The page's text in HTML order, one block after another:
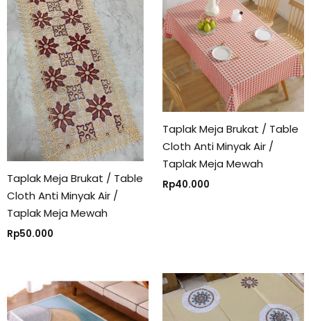
Taplak Meja Brukat / Table
Cloth Anti Minyak Air /
Taplak Meja Mewah
Rp50.000
Taplak Meja Brukat / Table
Cloth Anti Minyak Air /
Taplak Meja Mewah
Rp40.000